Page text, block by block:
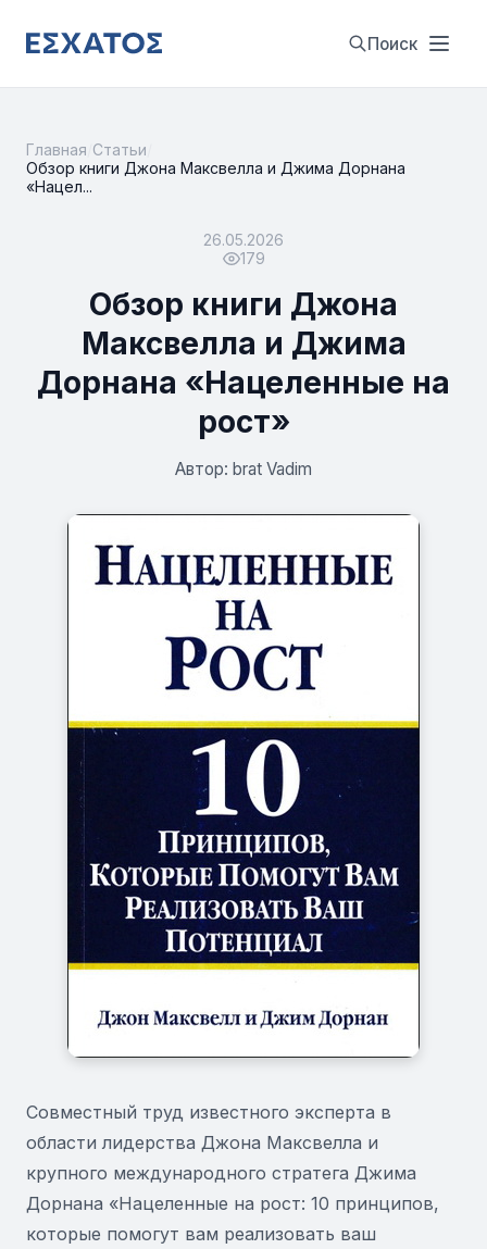
Поиск
Главная Статьи
Обзор книги Джона Максвелла и Джима Дорнана
«Нацел...
26.05.2026
179
Обзор книги Джона
Максвелла и Джима
Дорнана «Нацеленные на
рост»
Автор: brat Vadim
Совместный труд известного эксперта в
области лидерства Джона Максвелла и
крупного международного стратега Джима
Дорнана «Нацеленные на рост: 10 принципов,
которые помогут вам реализовать ваш